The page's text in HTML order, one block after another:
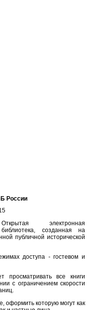
России
Открытая электронная
библиотека, созданная на
публичной исторической
доступа - гостевом и
просматривать все книги
с ограничением скорости
оформить которую могут как